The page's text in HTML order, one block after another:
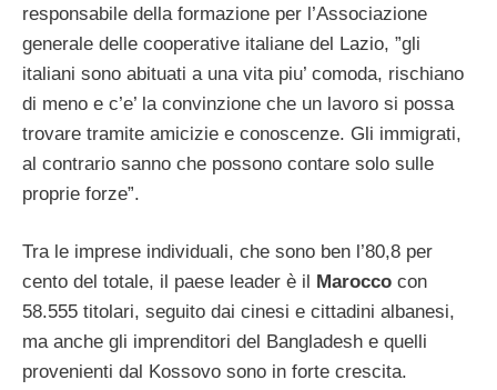
responsabile della formazione per l’Associazione
generale delle cooperative italiane del Lazio, ”gli
italiani sono abituati a una vita piu’ comoda, rischiano
di meno e c’e’ la convinzione che un lavoro si possa
trovare tramite amicizie e conoscenze. Gli immigrati,
al contrario sanno che possono contare solo sulle
proprie forze”.
Tra le imprese individuali, che sono ben l’80,8 per
cento del totale, il paese leader è il
Marocco con
58.555 titolari, seguito dai cinesi e cittadini albanesi,
ma anche gli imprenditori del Bangladesh e quelli
provenienti dal Kossovo sono in forte crescita.